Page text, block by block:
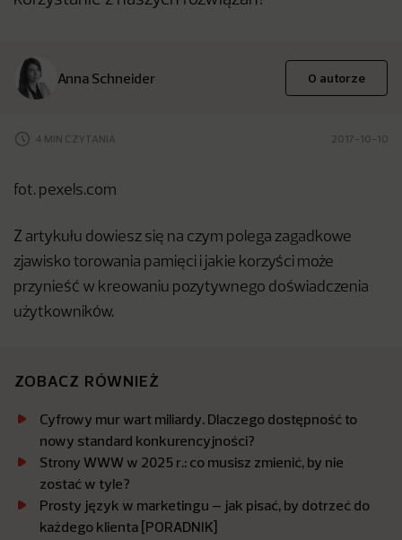
Anna Schneider O autorze
4 MIN CZYTANIA 2017-10-10
fot. pexels.com
Z artykułu dowiesz się na czym polega zagadkowe
zjawisko torowania pamięci i jakie korzyści może
przynieść w kreowaniu pozytywnego doświadczenia
użytkowników.
ZOBACZ RÓWNIEŻ
Cyfrowy mur wart miliardy. Dlaczego dostępność to
nowy standard konkurencyjności?
Strony WWW w 2025 r.: co musisz zmienić, by nie
zostać w tyle?
Prosty język w marketingu – jak pisać, by dotrzeć do
każdego klienta [PORADNIK]